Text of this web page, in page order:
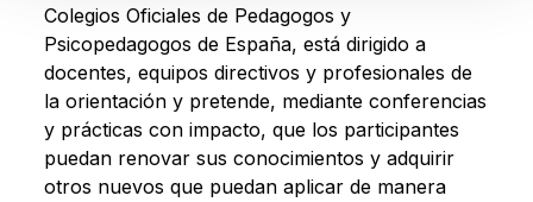
Colegios Oficiales de Pedagogos y
Psicopedagogos de España, está dirigido a
docentes, equipos directivos y profesionales de
la orientación y pretende, mediante conferencias
y prácticas con impacto, que los participantes
puedan renovar sus conocimientos y adquirir
otros nuevos que puedan aplicar de manera